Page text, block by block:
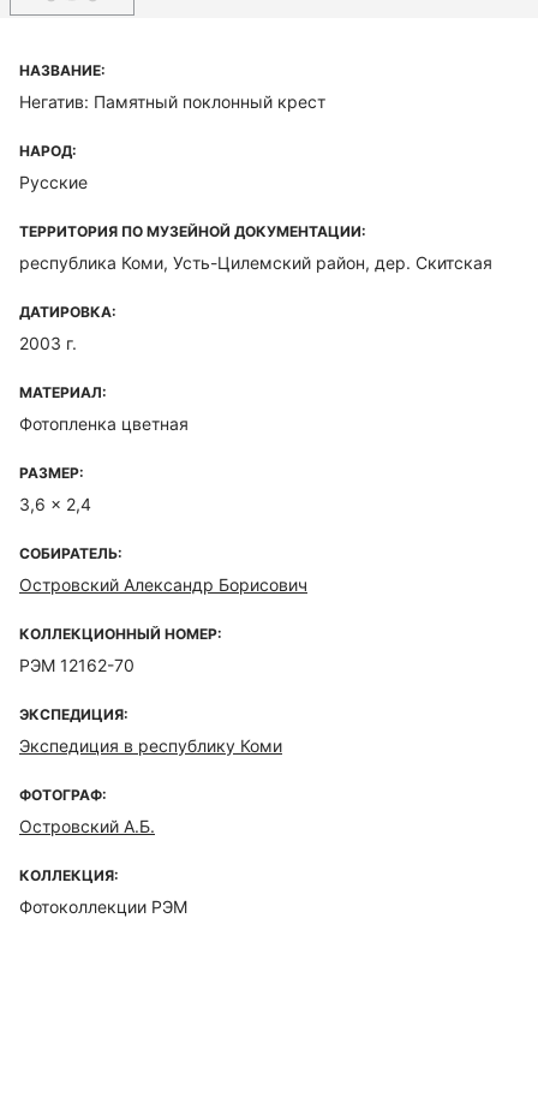
НАЗВАНИЕ:
Негатив: Памятный поклонный крест
НАРОД:
Русские
ТЕРРИТОРИЯ ПО МУЗЕЙНОЙ ДОКУМЕНТАЦИИ:
республика Коми, Усть-Цилемский район, дер. Скитская
ДАТИРОВКА:
2003 г.
МАТЕРИАЛ:
Фотопленка цветная
РАЗМЕР:
3,6 x 2,4
СОБИРАТЕЛЬ:
Островский Александр Борисович
КОЛЛЕКЦИОННЫЙ НОМЕР:
РЭМ 12162-70
ЭКСПЕДИЦИЯ:
Экспедиция в республику Коми
ФОТОГРАФ:
Островский А.Б.
КОЛЛЕКЦИЯ:
Фотоколлекции РЭМ